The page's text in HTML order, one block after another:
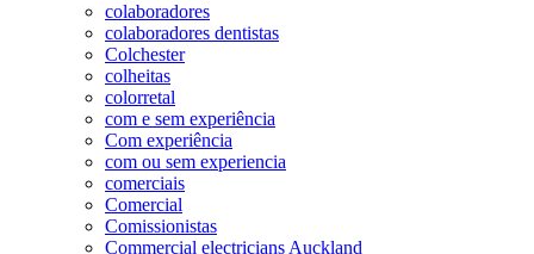
colaboradores
colaboradores dentistas
Colchester
colheitas
colorretal
com e sem experiência
Com experiência
com ou sem experiencia
comerciais
Comercial
Comissionistas
Commercial electricians Auckland